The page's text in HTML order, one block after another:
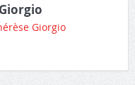
Giorgio